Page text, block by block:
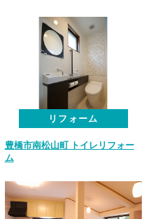
リフォーム
豊橋市南松山町 トイレリフォー
ム